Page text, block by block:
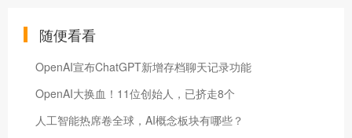
随便看看
OpenAI宣布ChatGPT新增存档聊天记录功能
OpenAI大换血！11位创始人，已挤走8个
人工智能热席卷全球，AI概念板块有哪些？